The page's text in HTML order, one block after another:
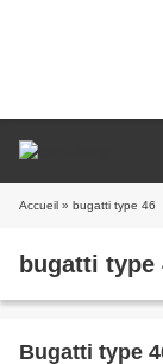
Accueil » bugatti type 46
bugatti type
Bugatti type